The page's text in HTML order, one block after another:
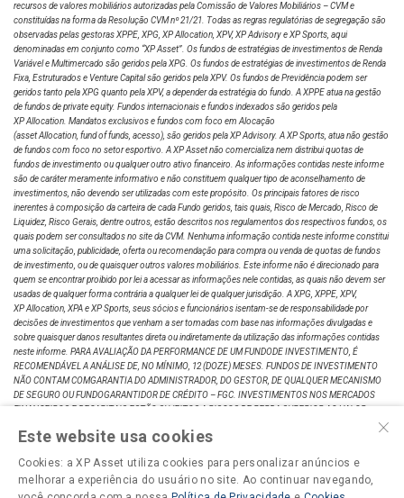
recursos de valores mobiliários autorizadas pela Comissão de Valores Mobiliários – CVM e
constituídas na forma da Resolução CVM nº 21/21. Todas as regras regulatórias de segregação são
observadas pelas gestoras XPPE, XPG, XP Allocation, XPV, XP Advisory e XP Sports, aqui
denominadas em conjunto como “XP Asset”. Os fundos de estratégias de investimentos de Renda
Variável e Multimercado são geridos pela XPG. Os fundos de estratégias de investimentos de Renda
Fixa, Estruturados e Venture Capital são geridos pela XPV. Os fundos de Previdência podem ser
geridos tanto pela XPG quanto pela XPV, a depender da estratégia do fundo. A XPPE atua na gestão
de fundos de private equity. Fundos internacionais e fundos indexados são geridos pela
XP Allocation. Mandatos exclusivos e fundos com foco em Alocação
(asset Allocation, fund of funds, acesso), são geridos pela XP Advisory. A XP Sports, atua não gestão
de fundos com foco no setor esportivo. A XP Asset não comercializa nem distribui quotas de
fundos de investimento ou qualquer outro ativo financeiro. As informações contidas neste informe
são de caráter meramente informativo e não constituem qualquer tipo de aconselhamento de
investimentos, não devendo ser utilizadas com este propósito. Os principais fatores de risco
inerentes à composição da carteira de cada Fundo geridos, tais quais, Risco de Mercado, Risco de
Liquidez, Risco Gerais, dentre outros, estão descritos nos regulamentos dos respectivos fundos, os
quais podem ser consultados no site da CVM. Nenhuma informação contida neste informe constitui
uma solicitação, publicidade, oferta ou recomendação para compra ou venda de quotas de fundos
de investimento, ou de quaisquer outros valores mobiliários. Este informe não é direcionado para
quem se encontrar proibido por lei a acessar as informações nele contidas, as quais não devem ser
usadas de qualquer forma contrária a qualquer lei de qualquer jurisdição. A XPG, XPPE, XPV,
XP Allocation, XPA e XP Sports, seus sócios e funcionários isentam-se de responsabilidade por
decisões de investimentos que venham a ser tomadas com base nas informações divulgadas e
sobre quaisquer danos resultantes direta ou indiretamente da utilização das informações contidas
neste informe. PARA AVALIAÇÃO DA PERFORMANCE DE UM FUNDODE INVESTIMENTO, É
RECOMENDÁVEL A ANÁLISE DE, NO MÍNIMO, 12 (DOZE) MESES. FUNDOS DE INVESTIMENTO
NÃO CONTAM COMGARANTIA DO ADMINISTRADOR, DO GESTOR, DE QUALQUER MECANISMO
DE SEGURO OU FUNDOGARANTIDOR DE CRÉDITO – FGC. INVESTIMENTOS NOS MERCADOS
FINANCEIROS E DECAPITAIS ESTÃO SUJEITOS A RISCOS DE PERDA SUPERIOR AO VALOR
RENTABILIDADEFUTURA A RENTABILIDADE DIVULGADA NÃO É LÍQUIDA DE IMPOSTOS. LEIA O
INFORMAÇÕES ESSENCIAIS E OREGULAMENTO ANTES DE INVESTIR. DESCRIÇÃO DO TIPO
ANBIMA DISPONÍVEL NOFORMULÁRIO DE INFORMAÇÕES COMPLEMENTARES. RELAÇÃO CO M
INVESTIDORES:ri@xpasset.com.br. SUPERVISÃO E FISCALIZAÇÃO: Comissão de Valores
×
Este website usa cookies
Cookies: a XP Asset utiliza cookies para personalizar anúncios e
melhorar a experiência do usuário no site. Ao continuar navegando,